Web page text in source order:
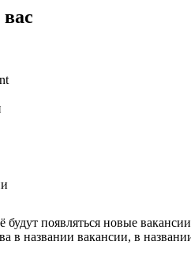
появляться новые
в названии вакансии, в